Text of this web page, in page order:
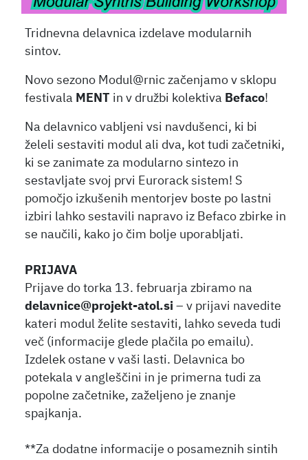
Tridnevna delavnica izdelave modularnih
sintov.
Novo sezono Modul@rnic začenjamo v sklopu
festivala MENT in v družbi kolektiva Befaco!
Na delavnico vabljeni vsi navdušenci, ki bi
želeli sestaviti modul ali dva, kot tudi začetniki,
ki se zanimate za modularno sintezo in
sestavljate svoj prvi Eurorack sistem! S
pomočjo izkušenih mentorjev boste po lastni
izbiri lahko sestavili napravo iz Befaco zbirke in
se naučili, kako jo čim bolje uporabljati.
PRIJAVA
Prijave do torka 13. februarja zbiramo na
delavnice@projekt-atol.si – v prijavi navedite
kateri modul želite sestaviti, lahko seveda tudi
več (informacije glede plačila po emailu).
Izdelek ostane v vaši lasti. Delavnica bo
potekala v angleščini in je primerna tudi za
popolne začetnike, zaželjeno je znanje
spajkanja.
**Za dodatne informacije o posameznih sintih